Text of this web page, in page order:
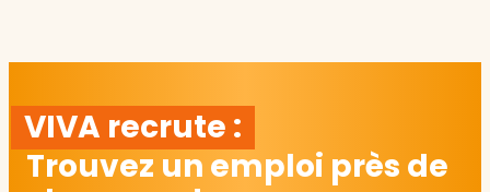
VIVA recrute :
Trouvez un emploi près de